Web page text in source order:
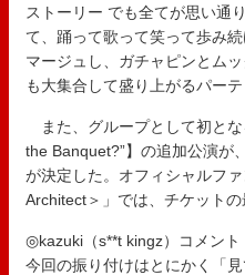
ストーリー でも全てが思い通
て、踊って歌って笑って歩み
マージュし、ガチャピンとム
も大集合して盛り上がるパー
また、グループとして初とな
the Banquet?”】の追加公演が
が決定した。オフィシャルフ
Architect＞」では、チケット
◎kazuki（s**t kingz）コメント
今回の振り付けはとにかく「